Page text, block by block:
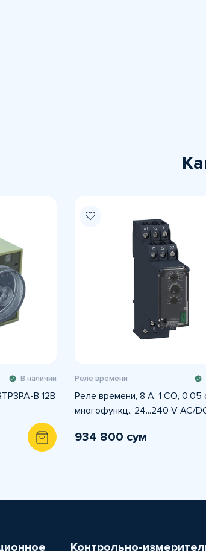
В наличии
B 12В
Реле времени
Реле времени, 8 A, 1 CO, 0.05
многофункц., 24...240 V AC/
934 800 сум
Контрольно-